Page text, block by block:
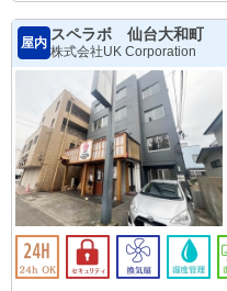
屋内
スペラボ 仙台大和町
株式会社UK Corporation